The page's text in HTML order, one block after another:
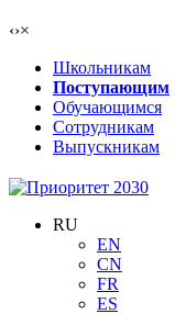
‹›×
Школьникам
Поступающим
Обучающимся
Сотрудникам
Выпускникам
RU
EN
CN
FR
ES